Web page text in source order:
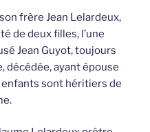
frère Jean Lelardeux,
de deux filles, l’une
Jean Guyot, toujours
décédée, ayant épouse
enfants sont héritiers de